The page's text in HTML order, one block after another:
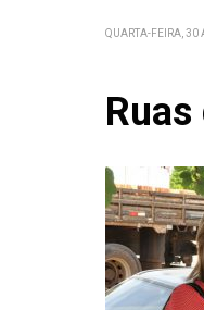
QUARTA-FEIRA, 30